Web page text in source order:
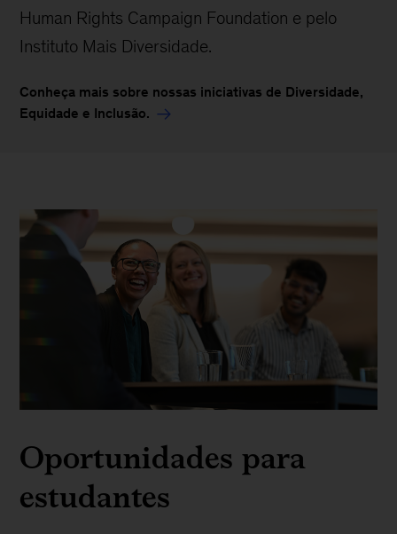
Human Rights Campaign Foundation e pelo
Instituto Mais Diversidade.
Conheça mais sobre nossas iniciativas de Diversidade,
Equidade e Inclusão.
Oportunidades para
estudantes